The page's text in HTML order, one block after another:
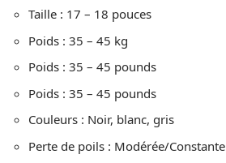
Taille : 17 – 18 pouces
Poids : 35 – 45 kg
Poids : 35 – 45 pounds
Poids : 35 – 45 pounds
Couleurs : Noir, blanc, gris
Perte de poils : Modérée/Constante